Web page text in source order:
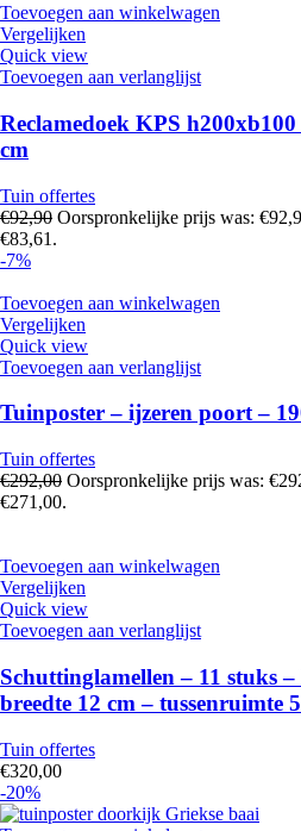
Toevoegen aan winkelwagen
Vergelijken
Quick view
Toevoegen aan verlanglijst
Reclamedoek KPS
cm
Tuin offertes
€92,90 Oorspronkelijke prijs was:
€83,61.
-7%
Toevoegen aan winkelwagen
Vergelijken
Quick view
Toevoegen aan verlanglijst
Tuinposter – ijzeren poort –
Tuin offertes
€292,00 Oorspronkelijke prijs was:
€271,00.
Toevoegen aan winkelwagen
Vergelijken
Quick view
Toevoegen aan verlanglijst
Schuttinglamellen – 11 stuks
breedte 12 cm – tussenruimte
Tuin offertes
€320,00
-20%